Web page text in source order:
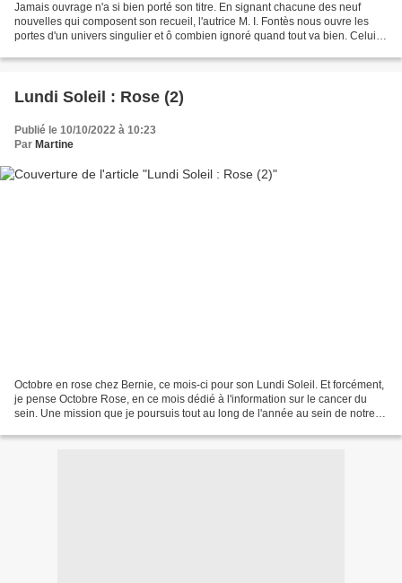
Jamais ouvrage n'a si bien porté son titre. En signant chacune des neuf
nouvelles qui composent son recueil, l'autrice M. I. Fontès nous ouvre les
portes d'un univers singulier et ô combien ignoré quand tout va bien. Celui
Lundi Soleil : Rose (2)
Publié le 10/10/2022 à 10:23
Par Martine
Octobre en rose chez Bernie, ce mois-ci pour son Lundi Soleil. Et forcément,
je pense Octobre Rose, en ce mois dédié à l'information sur le cancer du
sein. Une mission que je poursuis tout au long de l'année au sein de notre